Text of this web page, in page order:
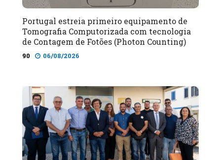
Portugal estreia primeiro equipamento de
Tomografia Computorizada com tecnologia
de Contagem de Fotões (Photon Counting)
90 06/08/2026